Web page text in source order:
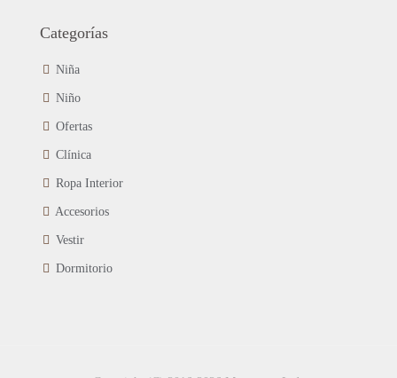
Categorías
Niña
Niño
Ofertas
Clínica
Ropa Interior
Accesorios
Vestir
Dormitorio